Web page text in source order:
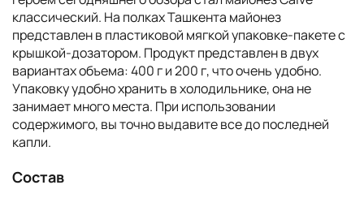
классический. На полках Ташкента майонез
представлен в пластиковой мягкой упаковке-пакете с
крышкой-дозатором. Продукт представлен в двух
вариантах объема: 400 г и 200 г, что очень удобно.
Упаковку удобно хранить в холодильнике, она не
занимает много места. При использовании
содержимого, вы точно выдавите все до последней
капли.
Состав